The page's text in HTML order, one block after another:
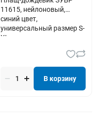
11615, нейлоновый,
синий цвет,
универсальный размер S-
XL
В корзину